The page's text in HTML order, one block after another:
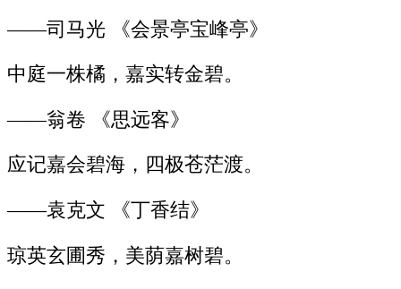
——司马光 《会景亭宝峰亭》
中庭一株橘，嘉实转金碧。
——翁卷 《思远客》
应记嘉会碧海，四极苍茫渡。
——袁克文 《丁香结》
琼英玄圃秀，美荫嘉树碧。